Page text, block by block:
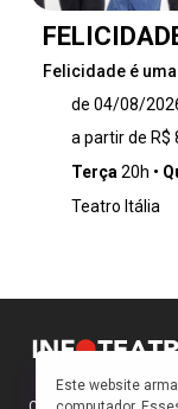
Felicidade é
quadrinhos e
conta a história
feliz sem ter o
adaptar a sua
de 04/08/
a partir de R$
Terça 20h
Teatro Itália
Este website